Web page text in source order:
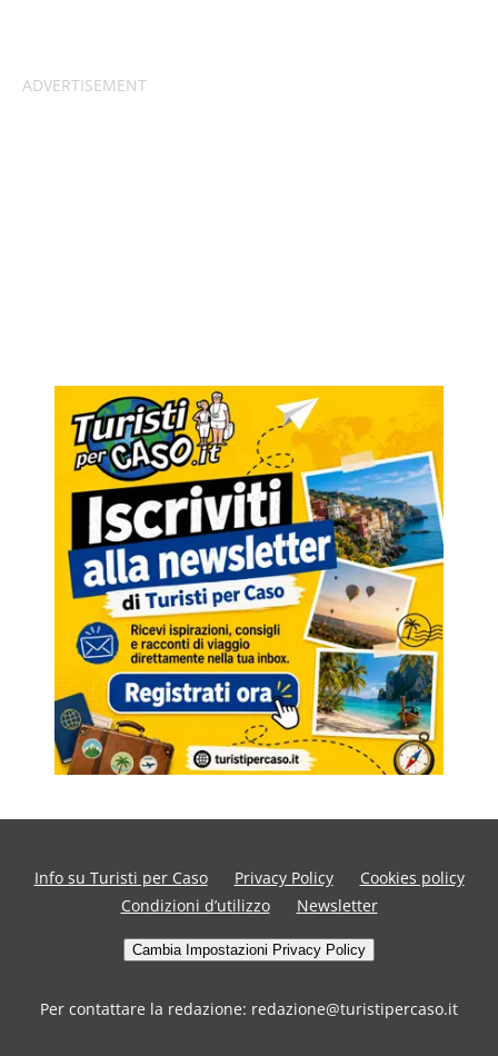
Info su Turisti per Caso Privacy Policy
Cookies policy
Condizioni d’utilizzo
Newsletter
Cambia Impostazioni Privacy Policy
Per contattare la redazione: redazione@turistipercaso.it